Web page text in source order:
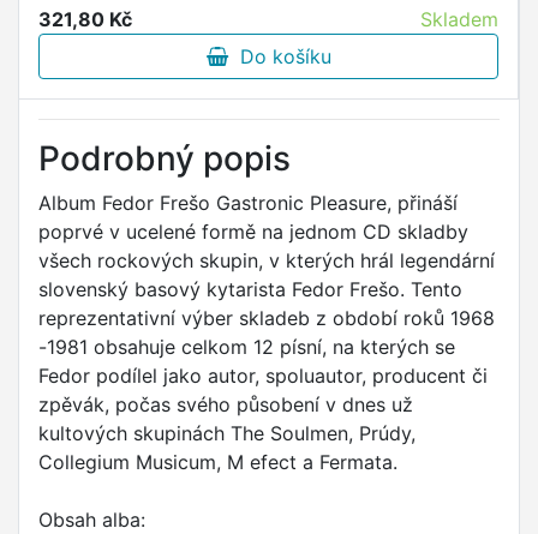
321,80 Kč
Skladem
Do košíku
Podrobný popis
Album Fedor Frešo Gastronic Pleasure, přináší
poprvé v ucelené formě na jednom CD skladby
všech rockových skupin, v kterých hrál legendární
slovenský basový kytarista Fedor Frešo. Tento
reprezentativní výber skladeb z období roků 1968
-1981 obsahuje celkom 12 písní, na kterých se
Fedor podílel jako autor, spoluautor, producent či
zpěvák, počas svého působení v dnes už
kultových skupinách The Soulmen, Prúdy,
Collegium Musicum, M efect a Fermata.
Obsah alba: